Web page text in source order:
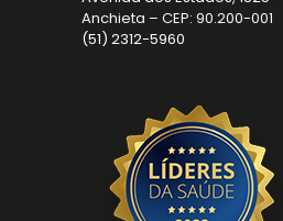
Anchieta – CEP: 90.200-001
(51) 2312-5960